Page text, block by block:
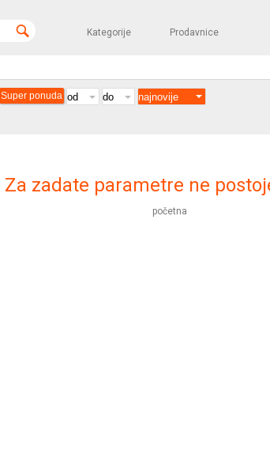
Kategorije Prodavnice
Super ponuda
Za zadate parametre ne
početna